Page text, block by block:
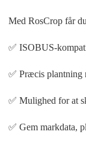
Med RosCrop får
✅ ISOBUS-
✅ Præcis plantning
✅ Mulighed for at
✅ Gem markdata,